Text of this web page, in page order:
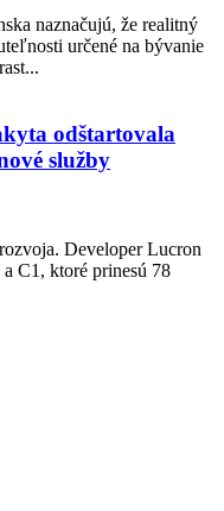
naznačujú, že realitný
určené na bývanie
odštartovala
služby
Developer Lucron
C1, ktoré prinesú 78